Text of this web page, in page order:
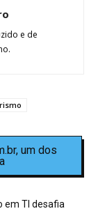
e de
um dos
em TI desafia